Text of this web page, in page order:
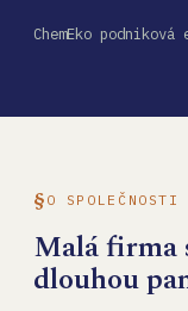
ChemEko
O SPOLEČNOSTI
Malá firma
dlouhou